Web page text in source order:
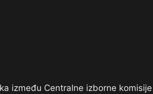
između Centralne izborne